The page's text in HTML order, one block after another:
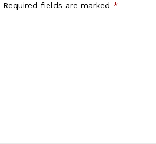
Required fields are marked *